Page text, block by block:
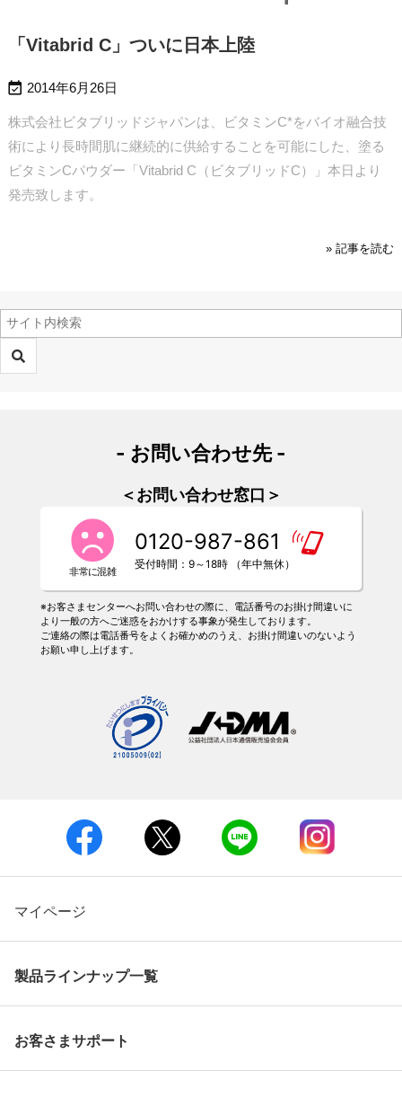
「Vitabrid C」ついに日本上陸
 2014年6月26日
株式会社ビタブリッドジャパンは、ビタミンC*をバイオ融合技
術により長時間肌に継続的に供給することを可能にした、塗る
ビタミンCパウダー「Vitabrid C（ビタブリッドC）」本日より
発売致します。
» 記事を読む
- お問い合わせ先 -
＜お問い合わせ窓口＞
0120-987-861
受付時間：9～18時 （年中無休）
※お客さまセンターへお問い合わせの際に、電話番号のお掛け間違いに
より一般の方へご迷惑をおかけする事象が発生しております。
ご連絡の際は電話番号をよくお確かめのうえ、お掛け間違いのないよう
お願い申し上げます。
マイページ
製品ラインナップ一覧
お客さまサポート